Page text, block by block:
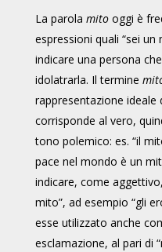
La parola mitooggi è
espressioni quali “sei
indicare una persona
idolatrarla. Il termine
rappresentazione ideale
corrisponde al vero,
tono polemico: es. “il
pace nel mondo è un
indicare, come
mito”, ad esempio “gli
esse utilizzato anche
esclamazione, al pari di